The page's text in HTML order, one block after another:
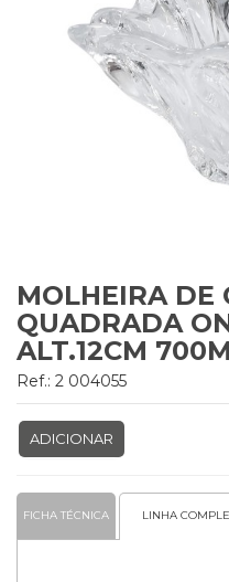
MOLHEIRA DE
QUADRADA
ALT.12CM
Ref.: 2 004055
ADICIONAR
FICHA TÉCNICA LINHA